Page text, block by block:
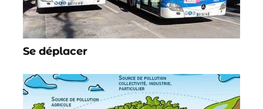
Se déplacer